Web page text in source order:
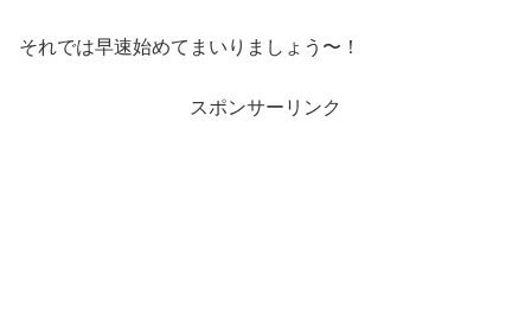
それでは早速始めてまいりましょう〜！
スポンサーリンク